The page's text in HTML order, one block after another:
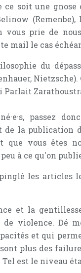
ce soit une
(Remenbe),
vous prie de
mail le cas
du
Parlait
passez
de la publication
que vous êtes
à ce qu'on
les articles
et la
de violence. Dé
et qui
plus des
Tel est le niveau